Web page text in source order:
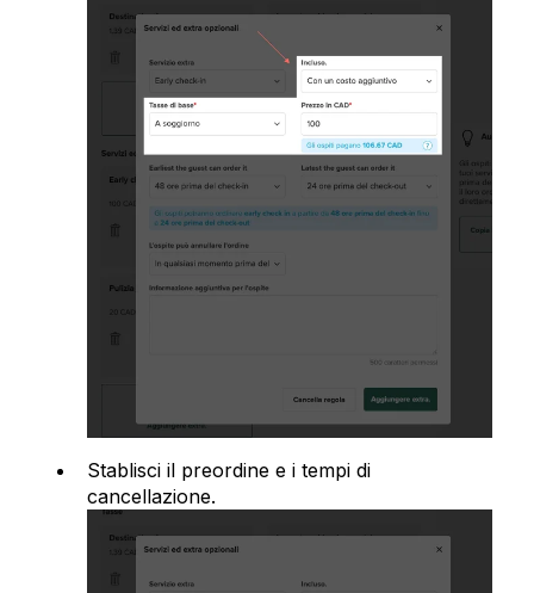
Stablisci il preordine e i tempi di
cancellazione.